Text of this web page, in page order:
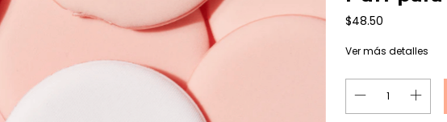
$48.50
Ver más detalles